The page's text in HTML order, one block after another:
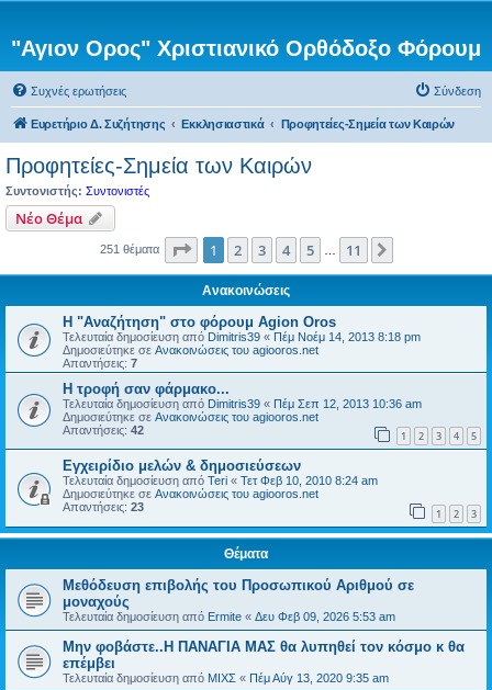
"Αγιον Ορος" Χριστιανικό Ορθόδοξο Φόρουμ
Συχνές ερωτήσεις Σύνδεση
Ευρετήριο Δ. Συζήτησης Εκκλησιαστικά Προφητείες-Σημεία των Καιρών
Προφητείες-Σημεία των Καιρών
Συντονιστής: Συντονιστές
Νέο Θέμα
251 θέματα Σελίδα από11
1 2 3 4 5 11
Ανακοινώσεις
Η "Αναζήτηση" στο φόρουμ Agion Oros
Τελευταία δημοσίευση από Dimitris39 « Πέμ Νοέμ 14, 2013 8:18 pm
Δημοσιεύτηκε σε Ανακοινώσεις του agiooros.net
Απαντήσεις: 7
H τροφή σαν φάρμακο...
Τελευταία δημοσίευση από Dimitris39 « Πέμ Σεπ 12, 2013 10:36 am
Δημοσιεύτηκε σε Ανακοινώσεις του agiooros.net
Απαντήσεις: 42 1 2 3 4 5
Εγχειρίδιο μελών & δημοσιεύσεων
Τελευταία δημοσίευση από Teri « Τετ Φεβ 10, 2010 8:24 am
Δημοσιεύτηκε σε Ανακοινώσεις του agiooros.net
Απαντήσεις: 23 1 2 3
Θέματα
Μεθόδευση επιβολής του Προσωπικού Αριθμού σε
μοναχούς
Τελευταία δημοσίευση από Ermite « Δευ Φεβ 09, 2026 5:53 am
Μην φοβάστε..Η ΠΑΝΑΓΙΑ ΜΑΣ θα λυπηθεί τον κόσμο κ θα
επέμβει
Τελευταία δημοσίευση από ΜΙΧΣ « Πέμ Αύγ 13, 2020 9:35 am